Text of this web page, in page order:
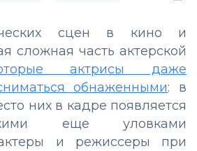
сцен в кино и
сложная часть актерской
актрисы даже
обнаженными: в
них в кадре появляется
еще уловками
и режиссеры при